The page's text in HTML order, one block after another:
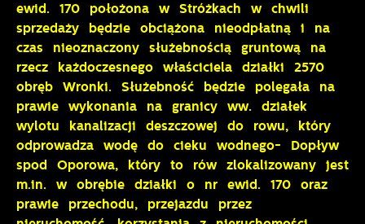
ewid. 170 położona w Stróżkach w chwili
sprzedaży będzie obciążona nieodpłatną i na
czas nieoznaczony służebnością gruntową na
rzecz każdoczesnego właściciela działki 2570
obręb Wronki. Służebność będzie polegała na
prawie wykonania na granicy ww. działek
wylotu kanalizacji deszczowej do rowu, który
odprowadza wodę do cieku wodnego- Dopływ
spod Oporowa, który to rów zlokalizowany jest
m.in. w obrębie działki o nr ewid. 170 oraz
prawie przechodu, przejazdu przez